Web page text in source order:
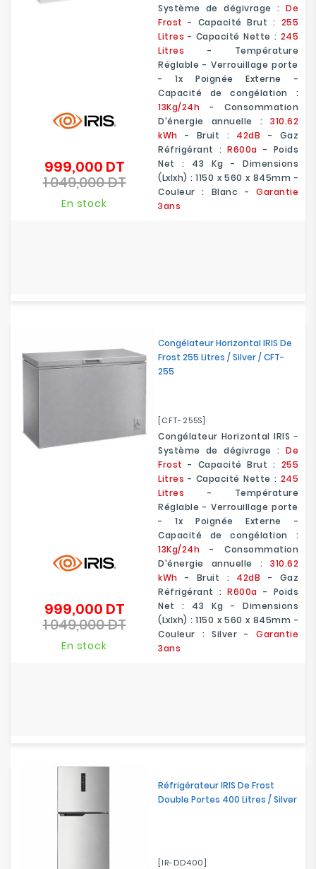
Système de dégivrage : De
Frost - Capacité Brut : 255
Litres - Capacité Nette : 245
Litres - Température
Réglable - Verrouillage porte
- 1x Poignée Externe -
Capacité de congélation :
13Kg/24h - Consommation
D'énergie annuelle : 310.62
kWh - Bruit : 42dB - Gaz
Réfrigérant :R600a - Poids
Net : 43 Kg - Dimensions
(Lxlxh) : 1150 x 560 x 845mm -
Couleur : Blanc - Garantie
3ans
999,000 DTPrix
de
1 049,000 DTPrix
En stock
Congélateur Horizontal IRIS De
Frost 255 Litres / Silver / CFT-
255
[CFT-255S]
Congélateur Horizontal IRIS -
Système de dégivrage : De
Frost - Capacité Brut : 255
Litres - Capacité Nette : 245
Litres - Température
Réglable - Verrouillage porte
- 1x Poignée Externe -
Capacité de congélation :
13Kg/24h - Consommation
D'énergie annuelle : 310.62
kWh - Bruit : 42dB - Gaz
Réfrigérant :R600a - Poids
Net : 43 Kg - Dimensions
(Lxlxh) : 1150 x 560 x 845mm -
Couleur : Silver - Garantie
3ans
999,000 DTPrix
de
1 049,000 DTPrix
En stock
Réfrigérateur IRIS De Frost
Double Portes 400 Litres / Silver
[IR-DD400]